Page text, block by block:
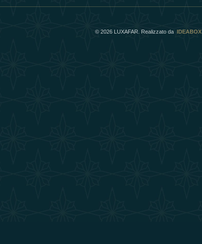
© 2026 LUXAFAR. Realizzato da IDEABOX